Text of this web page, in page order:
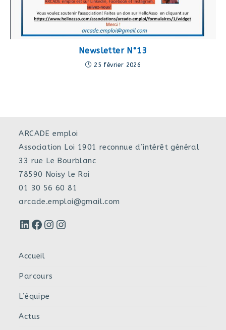
Newsletter N°13
25 février 2026
ARCADE emploi
Association Loi 1901 reconnue d’intérêt général
33 rue Le Bourblanc
78590 Noisy le Roi
01 30 56 60 81
arcade.emploi@gmail.com
LinkedIn
Facebook
Instagram
Instagram
Accueil
Parcours
L’équipe
Actus